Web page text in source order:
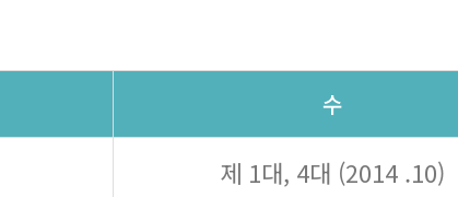
수
제 1대, 4대 (2014 .10)